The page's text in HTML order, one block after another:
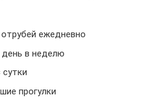
ежедневно
в неделю
прогулки